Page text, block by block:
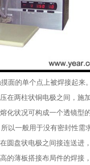
面的单个点上被焊接起
在两柱状铜电极之间，施
化状况可构成一个透镜型
以一般用于没有密封性
圆盘状电极之间接连送
的薄板搭接布局件的焊接